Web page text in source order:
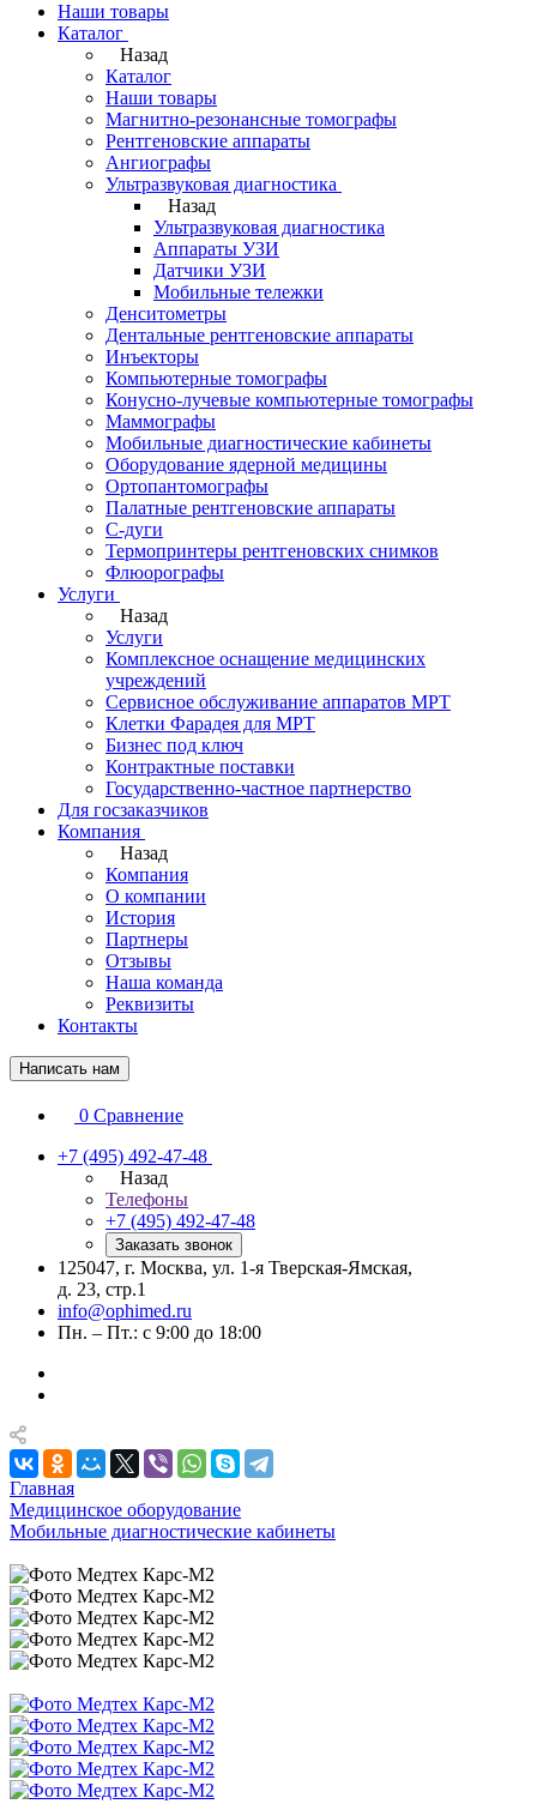
Наши товары
Каталог
Назад
Каталог
Наши товары
Магнитно-резонансные томографы
Рентгеновские аппараты
Ангиографы
Ультразвуковая диагностика
Назад
Ультразвуковая диагностика
Аппараты УЗИ
Датчики УЗИ
Мобильные тележки
Денситометры
Дентальные рентгеновские аппараты
Инъекторы
Компьютерные томографы
Конусно-лучевые компьютерные томографы
Маммографы
Мобильные диагностические кабинеты
Оборудование ядерной медицины
Ортопантомографы
Палатные рентгеновские аппараты
С-дуги
Термопринтеры рентгеновских снимков
Флюорографы
Услуги
Назад
Услуги
Комплексное оснащение медицинских
учреждений
Сервисное обслуживание аппаратов МРТ
Клетки Фарадея для МРТ
Бизнес под ключ
Контрактные поставки
Государственно-частное партнерство
Для госзаказчиков
Компания
Назад
Компания
О компании
История
Партнеры
Отзывы
Наша команда
Реквизиты
Контакты
Написать нам
0 Сравнение
+7 (495) 492-47-48
Назад
Телефоны
+7 (495) 492-47-48
Заказать звонок
125047, г. Москва, ул. 1-я Тверская-Ямская,
д. 23, стр.1
info@ophimed.ru
Пн. – Пт.: с 9:00 до 18:00
Главная
Медицинское оборудование
Мобильные диагностические кабинеты